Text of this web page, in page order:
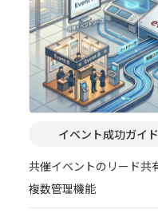
イベント成功ガイド
共催イベントのリード共
複数管理機能